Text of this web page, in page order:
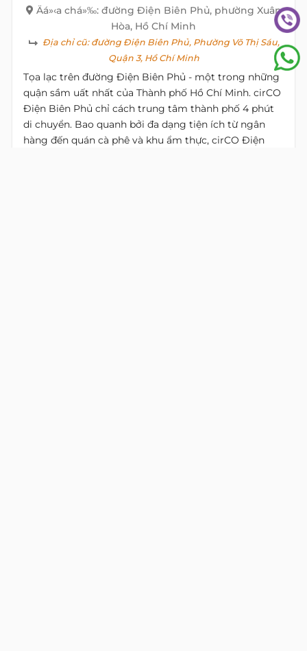
Äá»‹a chá»‰: đường Điện Biên Phủ, phường Xuân
Hòa, Hồ Chí Minh
Địa chỉ cũ:đường Điện Biên Phủ, Phường Võ Thị Sáu,
Quận 3, Hồ Chí Minh
Tọa lạc trên đường Điện Biên Phủ - một trong những
quận sầm uất nhất của Thành phố Hồ Chí Minh. cirCO
Điện Biên Phủ chỉ cách trung tâm thành phố 4 phút
di chuyển. Bao quanh bởi đa dạng tiện ích từ ngân
hàng đến quán cà phê và khu ẩm thực, cirCO Điện